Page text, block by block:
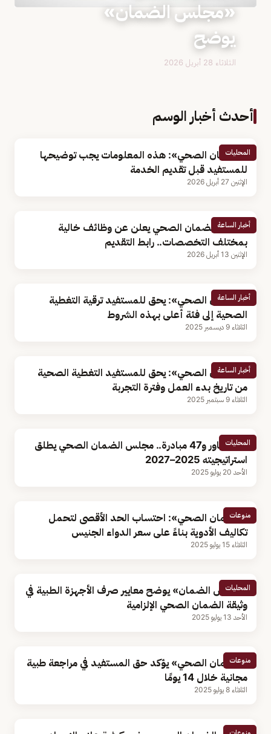
«مجلس الضمان»
يوضح
الثلاثاء 28 أبريل 2026
أحدث أخبار الوسم
المحليات
«الضمان الصحي»: هذه المعلومات يجب توضيحها
للمستفيد قبل تقديم الخدمة
الإثنين 27 أبريل 2026
أخبار الساعة
مجلس الضمان الصحي يعلن عن وظائف خالية
بمختلف التخصصات.. رابط التقديم
الإثنين 13 أبريل 2026
أخبار الساعة
«الضمان الصحي»: يحق للمستفيد ترقية التغطية
الصحية إلى فئة أعلى بهذه الشروط
الثلاثاء 9 ديسمبر 2025
أخبار الساعة
«الضمان الصحي»: يحق للمستفيد التغطية الصحية
من تاريخ بدء العمل وفترة التجربة
الثلاثاء 9 سبتمبر 2025
المحليات
بـ 5 محاور و47 مبادرة.. مجلس الضمان الصحي يطلق
استراتيجيته 2025–2027
الأحد 20 يوليو 2025
منوعات
«الضمان الصحي»: احتساب الحد الأقصى لتحمل
تكاليف الأدوية بناءً على سعر الدواء الجنيس
الثلاثاء 15 يوليو 2025
المحليات
«مجلس الضمان» يوضح معايير صرف الأجهزة الطبية في
وثيقة الضمان الصحي الإلزامية
الأحد 13 يوليو 2025
منوعات
«الضمان الصحي» يؤكد حق المستفيد في مراجعة طبية
مجانية خلال 14 يومًا
الثلاثاء 8 يوليو 2025